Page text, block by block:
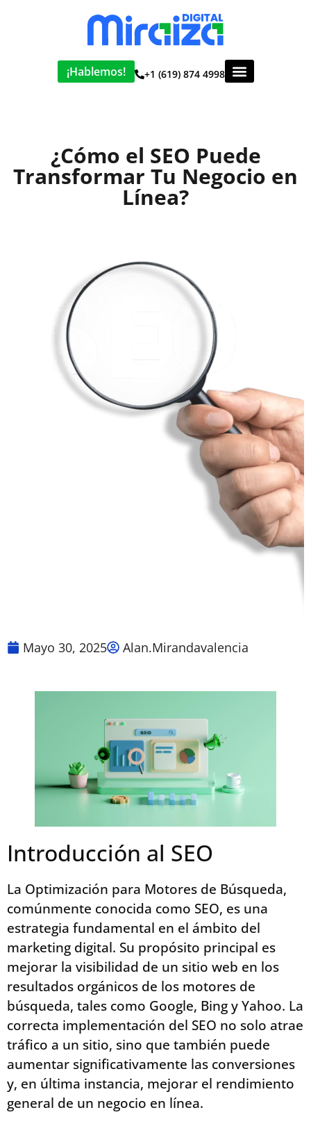
¡Hablemos! +1 (619) 874 4998
¿Cómo el SEO Puede
Transformar Tu Negocio en
Línea?
Mayo 30, 2025 Alan.mirandavalencia
Introducción al SEO
La Optimización para Motores de Búsqueda,
comúnmente conocida como SEO, es una
estrategia fundamental en el ámbito del
marketing digital. Su propósito principal es
mejorar la visibilidad de un sitio web en los
resultados orgánicos de los motores de
búsqueda, tales como Google, Bing y Yahoo. La
correcta implementación del SEO no solo atrae
tráfico a un sitio, sino que también puede
aumentar significativamente las conversiones
y, en última instancia, mejorar el rendimiento
general de un negocio en línea.